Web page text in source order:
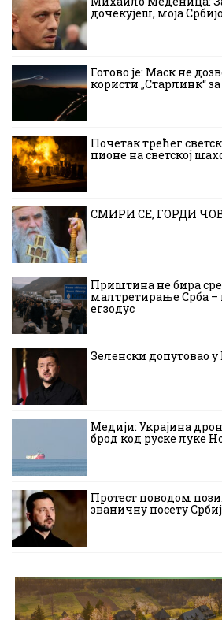
дочекујеш, моја
Готово је: Маск не
користи „Старлинк“
Почетак трећег
пионе на светској
СМИРИ СЕ, ГОРДИ
Приштина не бира
малтретирање Срба
егзодус
Зеленски допутовао
Медији: Украјина
брод код руске луке
Протест поводом
званичну посету